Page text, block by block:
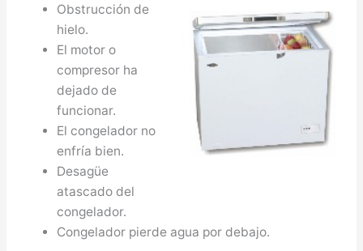
Obstrucción de
hielo.
El motor o
compresor ha
dejado de
funcionar.
El congelador no
enfría bien.
Desagüe
atascado del
congelador.
Congelador pierde agua por debajo.